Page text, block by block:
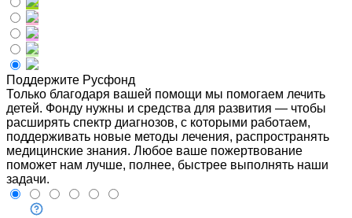
Поддержите Русфонд
Только благодаря вашей помощи мы помогаем лечить
детей. Фонду нужны и средства для развития — чтобы
расширять спектр диагнозов, с которыми работаем,
поддерживать новые методы лечения, распространять
медицинские знания. Любое ваше пожертвование
поможет нам лучше, полнее, быстрее выполнять наши
задачи.